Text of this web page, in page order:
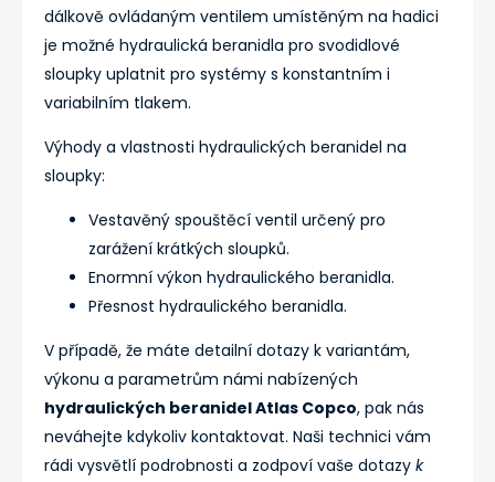
dálkově ovládaným ventilem umístěným na hadici
je možné hydraulická beranidla pro svodidlové
sloupky uplatnit pro systémy s konstantním i
variabilním tlakem.
Výhody a vlastnosti hydraulických beranidel na
sloupky:
Vestavěný spouštěcí ventil určený pro
zarážení krátkých sloupků.
Enormní výkon hydraulického beranidla.
Přesnost hydraulického beranidla.
V případě, že máte detailní dotazy k variantám,
výkonu a parametrům námi nabízených
hydraulických beranidel Atlas Copco, pak nás
neváhejte kdykoliv kontaktovat. Naši technici vám
rádi vysvětlí podrobnosti a zodpoví vaše dotazy k